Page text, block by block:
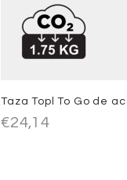
Taza Topl To Go de
€24,14